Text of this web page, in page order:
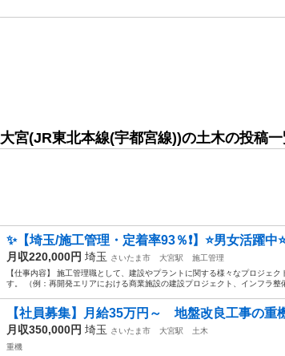
大宮(JR東北本線(宇都宮線))の土木の投稿
✨【埼玉/施工管理・定着率93％❗】⭐男女活躍中
月収220,000円 埼玉 さいたま市 大宮駅
施工管理
【仕事内容】 施工管理職として、建設やプラントに関する様々なプロジェ
す。 （例：再開発エリアにおける商業施設の建設プロジェクト、インフラ整
【社員募集】月給35万円～ 地盤改良工事の重
月収350,000円 埼玉 さいたま市 大宮駅
土木
重機